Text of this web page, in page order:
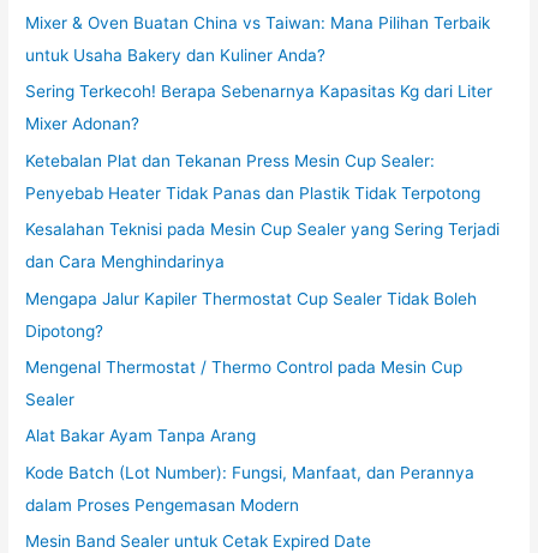
Mixer & Oven Buatan China vs Taiwan: Mana Pilihan Terbaik
untuk Usaha Bakery dan Kuliner Anda?
Sering Terkecoh! Berapa Sebenarnya Kapasitas Kg dari Liter
Mixer Adonan?
Ketebalan Plat dan Tekanan Press Mesin Cup Sealer:
Penyebab Heater Tidak Panas dan Plastik Tidak Terpotong
Kesalahan Teknisi pada Mesin Cup Sealer yang Sering Terjadi
dan Cara Menghindarinya
Mengapa Jalur Kapiler Thermostat Cup Sealer Tidak Boleh
Dipotong?
Mengenal Thermostat / Thermo Control pada Mesin Cup
Sealer
Alat Bakar Ayam Tanpa Arang
Kode Batch (Lot Number): Fungsi, Manfaat, dan Perannya
dalam Proses Pengemasan Modern
Mesin Band Sealer untuk Cetak Expired Date